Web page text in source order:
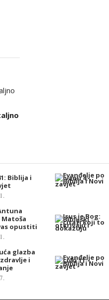
Biblija i
Matoša
opustiti
glazba
i